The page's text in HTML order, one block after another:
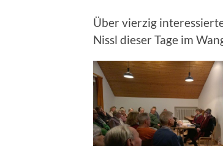
Über vierzig
Nissl dieser Tage im